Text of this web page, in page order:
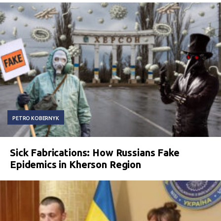
PETRO KOBERNYK
Sick Fabrications: How Russians Fake
Epidemics in Kherson Region